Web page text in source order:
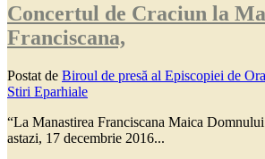
Concertul de Craciun la
Franciscana,
Postat de Biroul de presă al Episcopiei de
Stiri Eparhiale
“La Manastirea Franciscana Maica
astazi, 17 decembrie 2016...